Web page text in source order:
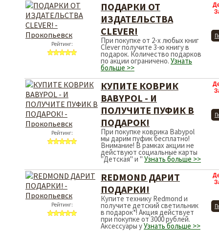
Рейтинг:
ПОДАРКИ ОТ
ИЗДАТЕЛЬСТВА
CLEVER!
При покупке от 2-х любых книг
Clever получите 3-ю книгу в
подарок. Количество подарков
по акции ограничено. Узнать
больше >>
Рейтинг:
КУПИТЕ КОВРИК
BABYPOL - И
ПОЛУЧИТЕ ПУФИК В
ПОДАРОК!
При покупке коврика Babypol
мы дарим пуфик бесплатно!
Внимание! В рамках акции не
действуют социальные карты
"Детская" и " Узнать больше >>
Рейтинг:
REDMOND ДАРИТ
ПОДАРКИ!
Купите технику Redmond и
получите детский светильник
в подарок*! Акция действует
при покупке от 3000 рублей.
Аксессуары уУзнать больше >>